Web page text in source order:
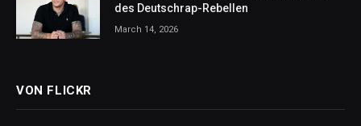
des Deutschrap-Rebellen
March 14, 2026
VON FLICKR